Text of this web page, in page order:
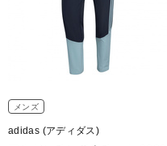
メンズ
adidas (アディダス)